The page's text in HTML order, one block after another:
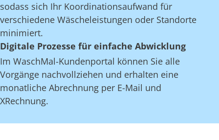
sodass sich Ihr Koordinationsaufwand für
verschiedene Wäscheleistungen oder Standorte
minimiert.
Digitale Prozesse für einfache Abwicklung
Im WaschMal-Kundenportal können Sie alle
Vorgänge nachvollziehen und erhalten eine
monatliche Abrechnung per E-Mail und
XRechnung.